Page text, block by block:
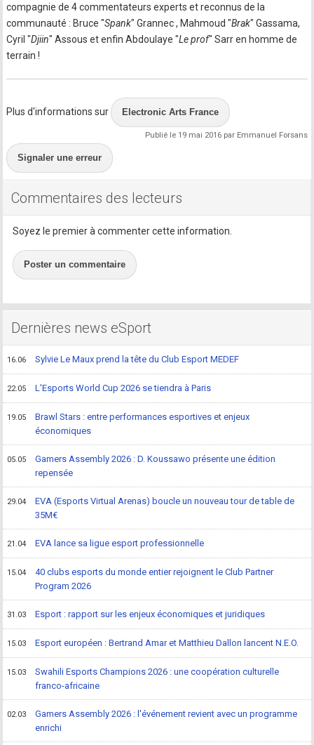
compagnie de 4 commentateurs experts et reconnus de la
communauté : Bruce "Spank" Grannec , Mahmoud "Brak" Gassama,
Cyril "Djiin" Assous et enfin Abdoulaye "Le prof" Sarr en homme de
terrain !
Plus d'informations sur Electronic Arts France
Publié le 19 mai 2016 par Emmanuel Forsans
Signaler une erreur
Commentaires des lecteurs
Soyez le premier à commenter cette information.
Poster un commentaire
Dernières news eSport
16.06 Sylvie Le Maux prend la tête du Club Esport MEDEF
22.05 L'Esports World Cup 2026 se tiendra à Paris
19.05
Brawl Stars : entre performances esportives et enjeux
économiques
05.05
Gamers Assembly 2026 : D. Koussawo présente une édition
repensée
29.04
EVA (Esports Virtual Arenas) boucle un nouveau tour de table de
35M€
21.04 EVA lance sa ligue esport professionnelle
15.04
40 clubs esports du monde entier rejoignent le Club Partner
Program 2026
31.03 Esport : rapport sur les enjeux économiques et juridiques
15.03 Esport européen : Bertrand Amar et Matthieu Dallon lancent N.E.O.
15.03
Swahili Esports Champions 2026 : une coopération culturelle
franco-africaine
02.03
Gamers Assembly 2026 : l'événement revient avec un programme
enrichi